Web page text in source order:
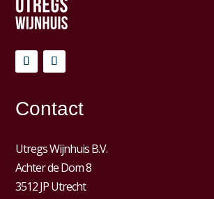
Contact
Utregs Wijnhuis B.V.
Achter de Dom 8
3512 JP Utrecht